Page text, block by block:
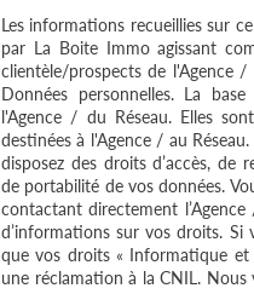
Les informations recueillies sur
par La Boite Immo agissant
clientèle/prospects de l'Agence
Données personnelles. La
l'Agence / du Réseau. Elles
destinées à l'Agence / au
disposez des droits d’accès, de
de portabilité de vos données.
contactant directement
d’informations sur vos droits. Si
que vos droits « Informatique et
une réclamation à la CNIL.